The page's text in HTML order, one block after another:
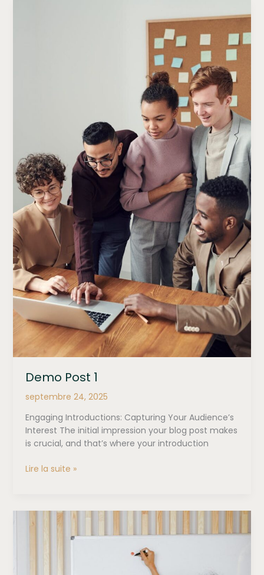
Demo Post 1
septembre 24, 2025
Engaging Introductions: Capturing Your Audience’s
Interest The initial impression your blog post makes
is crucial, and that’s where your introduction
Demo
Lire la suite »